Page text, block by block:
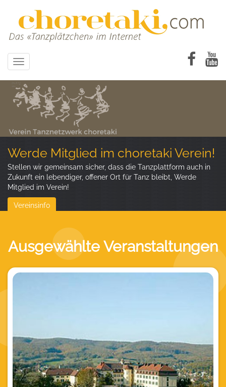
Toggle
navigation
Werde Mitglied im choretaki Verein!
Stellen wir gemeinsam sicher, dass die Tanzplattform auch in
Zukunft ein lebendiger, offener Ort für Tanz bleibt, Werde
Mitglied im Verein!
Vereinsinfo
Ausgewählte Veranstaltungen